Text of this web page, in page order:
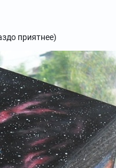
около звезды Ро
приятнее)